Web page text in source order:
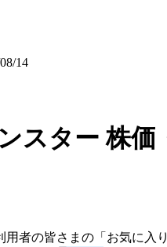
14
スター株価
用者の皆さまの 「お気に入